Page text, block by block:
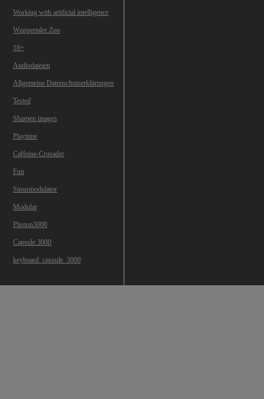
Working with artificial intelligence
Wuppertaler Zoo
18+
Audiodateien
Allgemeine Datenschutzerklärungen
Tested
Sharpen images
Playtime
Caffeine-Crusader
Fun
Sinusmodulator
Modular
Photon3000
Capsule 3000
keyboard_capsule_3000